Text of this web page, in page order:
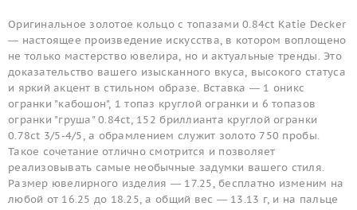
Оригинальное золотое кольцо с топазами 0.84ct Katie Decker
— настоящее произведение искусства, в котором воплощено
не только мастерство ювелира, но и актуальные тренды. Это
доказательство вашего изысканного вкуса, высокого статуса
и яркий акцент в стильном образе. Вставка — 1 оникс
огранки "кабошон", 1 топаз круглой огранки и 6 топазов
огранки "груша" 0.84ct, 152 бриллианта круглой огранки
0.78ct 3/5-4/5, а обрамлением служит золото 750 пробы.
Такое сочетание отлично смотрится и позволяет
реализовывать самые необычные задумки вашего стиля.
Размер ювелирного изделия — 17.25, бесплатно изменим на
любой от 16.25 до 18.25, а общий вес — 13.13 г, и на пальце